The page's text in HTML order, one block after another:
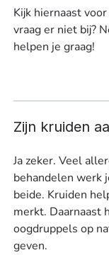
Kijk hiernaast
vraag er niet bij?
helpen je graag!
Zijn kruiden
Ja zeker. Veel
behandelen werk
beide. Kruiden
merkt. Daarnaast
oogdruppels op
geven.